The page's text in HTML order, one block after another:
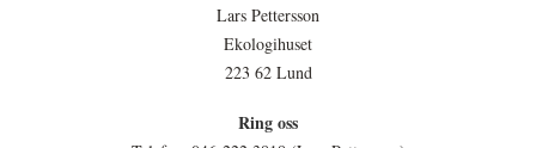
Lars Pettersson
Ekologihuset
223 62 Lund
Ring oss